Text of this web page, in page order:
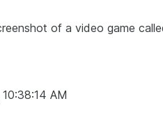
of a video game
AM